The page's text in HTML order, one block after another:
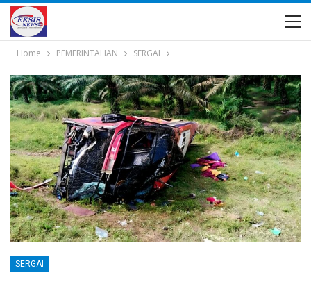
Home PEMERINTAHAN SERGAI
SERGAI